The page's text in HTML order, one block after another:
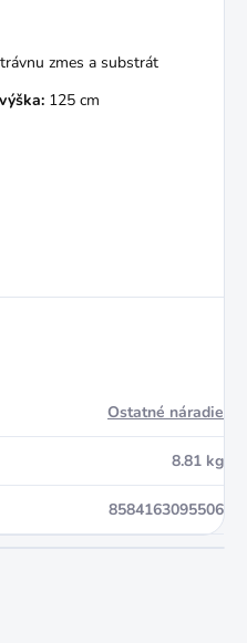
zmes a substrát
výška: 125 cm
Ostatné náradie
8.81 kg
8584163095506